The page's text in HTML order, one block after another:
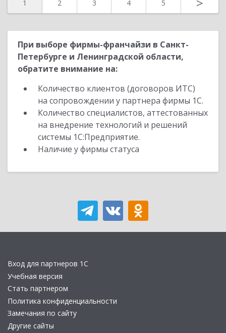
1 2 3 4 5
При выборе фирмы-франчайзи в Санкт-
Петербурге и Ленинградской области,
обратите внимание на:
Количество клиентов (договоров ИТС)
на сопровождении у партнера фирмы 1С.
Количество специалистов, аттестованных
на внедрение технологий и решений
системы 1С:Предприятие.
Наличие у фирмы статуса
Вход для партнеров 1С
Учебная версия
Стать партнером
Политика конфиденциальности
Замечания по сайту
Другие сайты